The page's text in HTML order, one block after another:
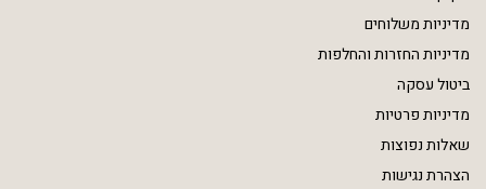
מדיניות משלוחים
מדיניות החזרות והחלפות
ביטול עסקה
מדיניות פרטיות
שאלות נפוצות
הצהרת נגישות